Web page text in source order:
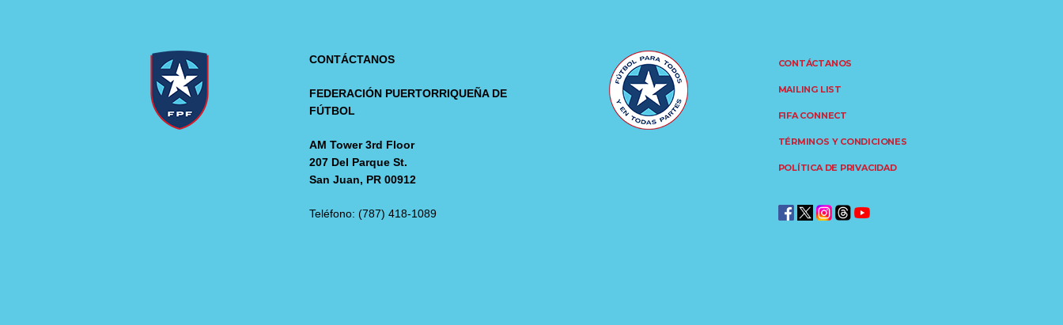
CONTÁCTANOS
FEDERACIÓN PUERTORRIQUEÑA DE
FÚTBOL
AM Tower 3rd Floor
207 Del Parque St.
San Juan, PR 00912
Teléfono: (787) 418-1089
CONTÁCTANOS
MAILING LIST
FIFA CONNECT
TÉRMINOS Y CONDICIONES
POLÍTICA DE PRIVACIDAD